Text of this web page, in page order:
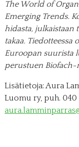
The World of
Emerging Trends.
hidasta, julkaistaan
takaa. Tiedotteessa
Euroopan suurista
perustuen Biofach-
Lisätietoja: Aura
Luomu ry, puh. 040